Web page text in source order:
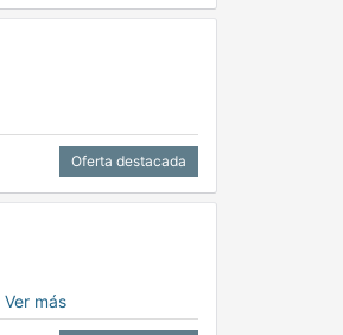
Oferta destacada
Ver más